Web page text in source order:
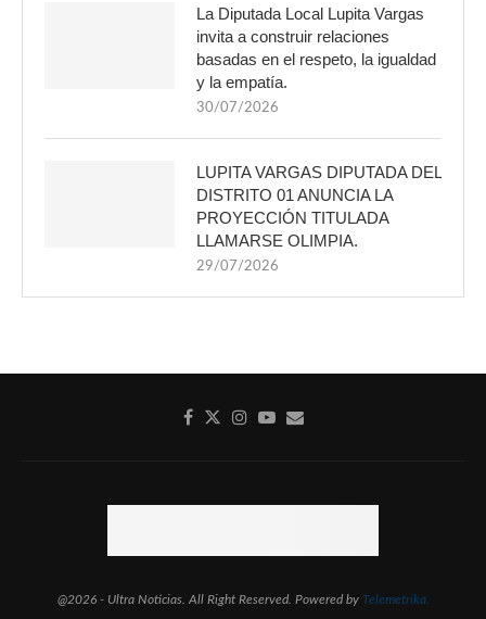
La Diputada Local Lupita Vargas
invita a construir relaciones
basadas en el respeto, la igualdad
y la empatía.
30/07/2026
LUPITA VARGAS DIPUTADA DEL
DISTRITO 01 ANUNCIA LA
PROYECCIÓN TITULADA
LLAMARSE OLIMPIA.
29/07/2026
@2026 - Ultra Noticias. All Right Reserved. Powered by Telemetrika.